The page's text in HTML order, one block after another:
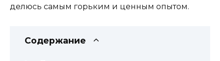
делюсь самым горьким и ценным опытом.
Содержание